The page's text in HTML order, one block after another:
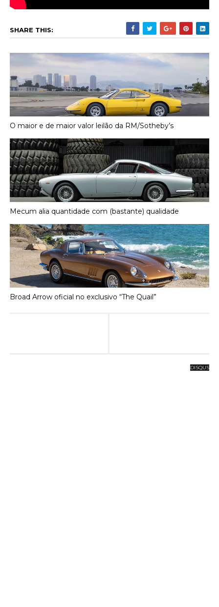
SHARE THIS:
O maior e de maior valor leilão da RM/Sotheby’s
Mecum alia quantidade com (bastante) qualidade
Broad Arrow oficial no exclusivo “The Quail”
DISQUS